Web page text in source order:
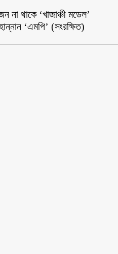
না থাকে ‘খাজাঞ্চী মডেল’
‘এমপি’ (সংরক্ষিত)